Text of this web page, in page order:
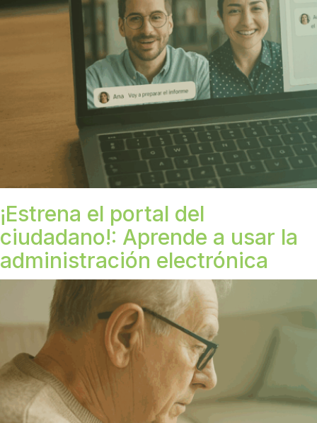
¡Estrena el portal del
ciudadano!: Aprende a usar la
administración electrónica